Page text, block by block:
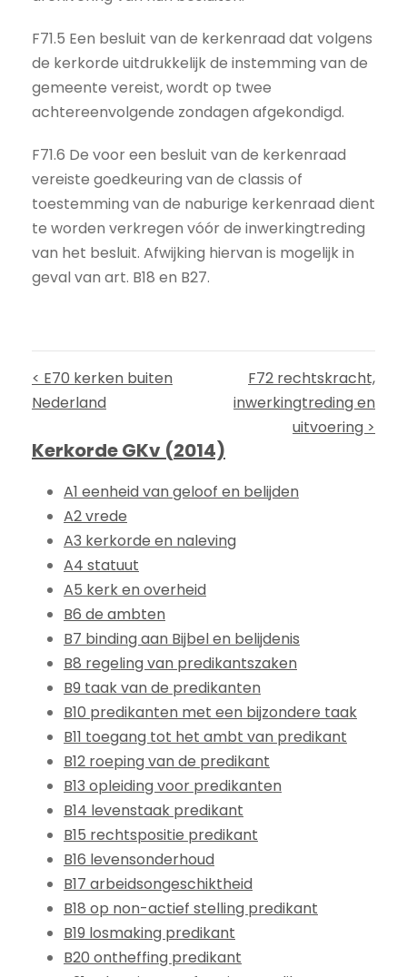
F71.5 Een besluit van de kerkenraad dat volgens
de kerkorde uitdrukkelijk de instemming van de
gemeente vereist, wordt op twee
achtereenvolgende zondagen afgekondigd.
F71.6 De voor een besluit van de kerkenraad
vereiste goedkeuring van de classis of
toestemming van de naburige kerkenraad dient
te worden verkregen vóór de inwerkingtreding
van het besluit. Afwijking hiervan is mogelijk in
geval van art. B18 en B27.
< E70 kerken buiten
Nederland
F72 rechtskracht,
inwerkingtreding en
uitvoering >
Kerkorde GKv (2014)
A1 eenheid van geloof en belijden
A2 vrede
A3 kerkorde en naleving
A4 statuut
A5 kerk en overheid
B6 de ambten
B7 binding aan Bijbel en belijdenis
B8 regeling van predikantszaken
B9 taak van de predikanten
B10 predikanten met een bijzondere taak
B11 toegang tot het ambt van predikant
B12 roeping van de predikant
B13 opleiding voor predikanten
B14 levenstaak predikant
B15 rechtspositie predikant
B16 levensonderhoud
B17 arbeidsongeschiktheid
B18 op non-actief stelling predikant
B19 losmaking predikant
B20 ontheffing predikant